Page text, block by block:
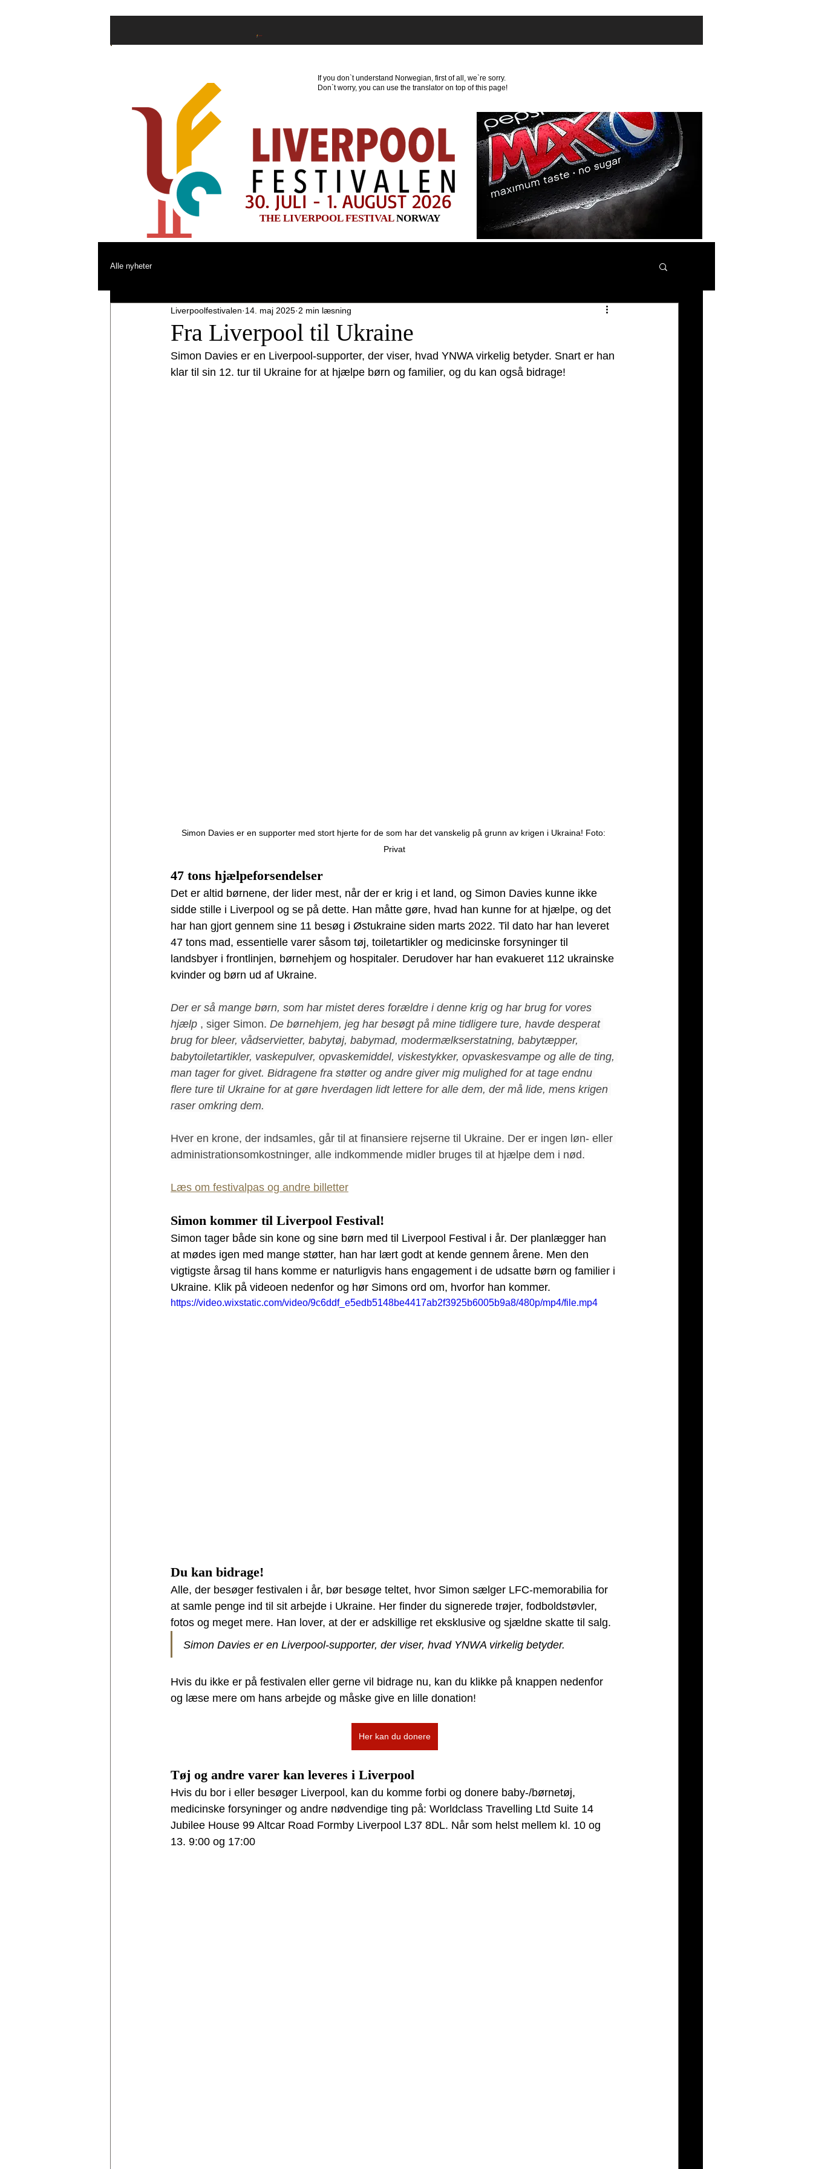
30. JULI - 1. AUGUST 2026
If you don`t understand Norwegian, first of all, we`re sorry.
Don`t worry, you can use the translator on top of this page!
THE LIVERPOOL FESTIVALNORWAY
Alle nyheter
Fra Liverpool til Ukraine
Liverpoolfestivalen 14. maj 2025 2 min læsning
Simon Davies er en Liverpool-supporter, der viser, hvad YNWA virkelig betyder. Snart er han
klar til sin 12. tur til Ukraine for at hjælpe børn og familier, og du kan også bidrage!
Simon Davies er en supporter med stort hjerte for de som har det vanskelig på grunn av krigen i Ukraina! Foto:
Privat
47 tons hjælpeforsendelser
Det er altid børnene, der lider mest, når der er krig i et land, og Simon Davies kunne ikke
sidde stille i Liverpool og se på dette. Han måtte gøre, hvad han kunne for at hjælpe, og det
har han gjort gennem sine 11 besøg i Østukraine siden marts 2022. Til dato har han leveret
47 tons mad, essentielle varer såsom tøj, toiletartikler og medicinske forsyninger til
landsbyer i frontlinjen, børnehjem og hospitaler. Derudover har han evakueret 112 ukrainske
kvinder og børn ud af Ukraine.
Der er så mange børn, som har mistet deres forældre i denne krig og har brug for vores
hjælp , siger Simon. De børnehjem, jeg har besøgt på mine tidligere ture, havde desperat
brug for bleer, vådservietter, babytøj, babymad, modermælkserstatning, babytæpper,
babytoiletartikler, vaskepulver, opvaskemiddel, viskestykker, opvaskesvampe og alle de ting,
man tager for givet. Bidragene fra støtter og andre giver mig mulighed for at tage endnu
flere ture til Ukraine for at gøre hverdagen lidt lettere for alle dem, der må lide, mens krigen
raser omkring dem.
Hver en krone, der indsamles, går til at finansiere rejserne til Ukraine. Der er ingen løn- eller
administrationsomkostninger, alle indkommende midler bruges til at hjælpe dem i nød.
Læs om festivalpas og andre billetter
Simon kommer til Liverpool Festival!
Simon tager både sin kone og sine børn med til Liverpool Festival i år. Der planlægger han
at mødes igen med mange støtter, han har lært godt at kende gennem årene. Men den
vigtigste årsag til hans komme er naturligvis hans engagement i de udsatte børn og familier i
Ukraine. Klik på videoen nedenfor og hør Simons ord om, hvorfor han kommer.
https://video.wixstatic.com/video/9c6ddf_e5edb5148be4417ab2f3925b6005b9a8/480p/mp4/file.mp4
Du kan bidrage!
Alle, der besøger festivalen i år, bør besøge teltet, hvor Simon sælger LFC-memorabilia for
at samle penge ind til sit arbejde i Ukraine. Her finder du signerede trøjer, fodboldstøvler,
fotos og meget mere. Han lover, at der er adskillige ret eksklusive og sjældne skatte til salg.
Simon Davies er en Liverpool-supporter, der viser, hvad YNWA virkelig betyder.
Hvis du ikke er på festivalen eller gerne vil bidrage nu, kan du klikke på knappen nedenfor
og læse mere om hans arbejde og måske give en lille donation!
Her kan du donere
Tøj og andre varer kan leveres i Liverpool
Hvis du bor i eller besøger Liverpool, kan du komme forbi og donere baby-/børnetøj,
medicinske forsyninger og andre nødvendige ting på: Worldclass Travelling Ltd Suite 14
Jubilee House 99 Altcar Road Formby Liverpool L37 8DL. Når som helst mellem kl. 10 og
13. 9:00 og 17:00